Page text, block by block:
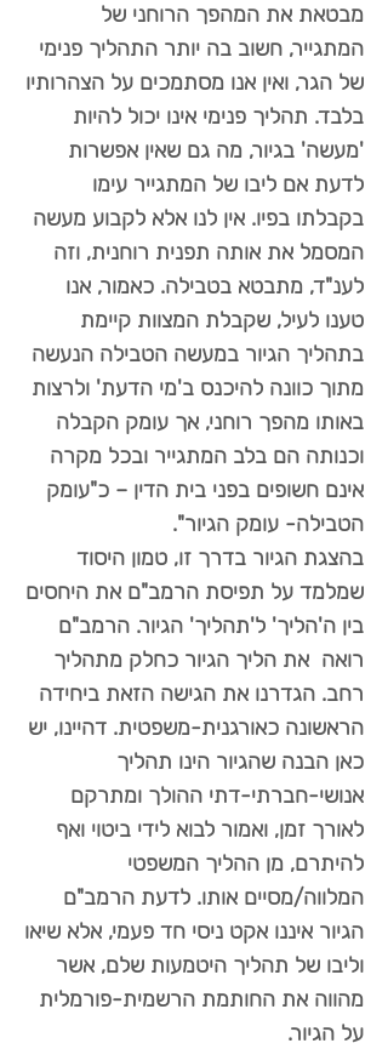
מבטאת את המהפך הרוחני של
המתגייר, חשוב בה יותר התהליך פנימי
של הגר, ואין אנו מסתמכים על הצהרותיו
בלבד. תהליך פנימי אינו יכול להיות
'מעשה' בגיור, מה גם שאין אפשרות
לדעת אם ליבו של המתגייר עימו
בקבלתו בפיו. אין לנו אלא לקבוע מעשה
המסמל את אותה תפנית רוחנית, וזה
לענ"ד, מתבטא בטבילה. כאמור, אנו
טענו לעיל, שקבלת המצוות קיימת
בתהליך הגיור במעשה הטבילה הנעשה
מתוך כוונה להיכנס ב'מי הדעת' ולרצות
באותו מהפך רוחני, אך עומק הקבלה
וכנותה הם בלב המתגייר ובכל מקרה
אינם חשופים בפני בית הדין – כ"עומק
הטבילה- עומק הגיור".
בהצגת הגיור בדרך זו, טמון היסוד
שמלמד על תפיסת הרמב"ם את היחסים
בין ה'הליך' ל'תהליך' הגיור. הרמב"ם
רואה את הליך הגיור כחלק מתהליך
רחב. הגדרנו את הגישה הזאת ביחידה
הראשונה כאורגנית-משפטית. דהיינו, יש
כאן הבנה שהגיור הינו תהליך
אנושי-חברתי-דתי ההולך ומתרקם
לאורך זמן, ואמור לבוא לידי ביטוי ואף
להיתרם, מן ההליך המשפטי
המלווה/מסיים אותו. לדעת הרמב"ם
הגיור איננו אקט ניסי חד פעמי, אלא שיאו
וליבו של תהליך היטמעות שלם, אשר
מהווה את החותמת הרשמית-פורמלית
על הגיור.